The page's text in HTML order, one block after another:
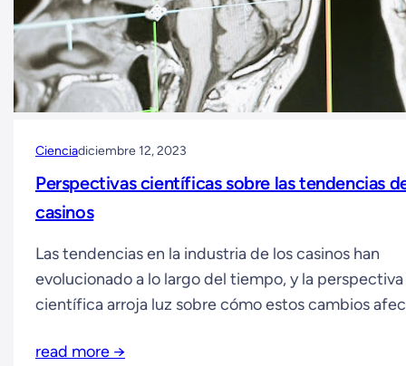
Cienciadiciembre 12, 2023
Perspectivas científicas sobre las tendencias
casinos
Las tendencias en la industria de los casinos han
evolucionado a lo largo del tiempo, y la perspectiva
científica arroja luz sobre cómo estos cambios
psicología hasta la economía conductual, los
read more →